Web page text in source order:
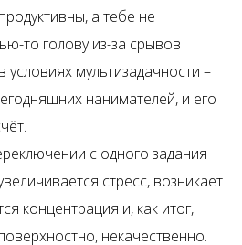
а тебе не
то голову из-за срывов
условиях мультизадачности –
нанимателей, и его
с одного задания
стресс, возникает
концентрация и, как итог,
некачественно.